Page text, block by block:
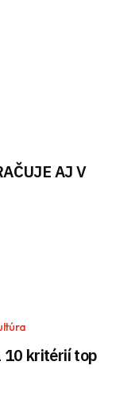
AJ V
10 kritérií top